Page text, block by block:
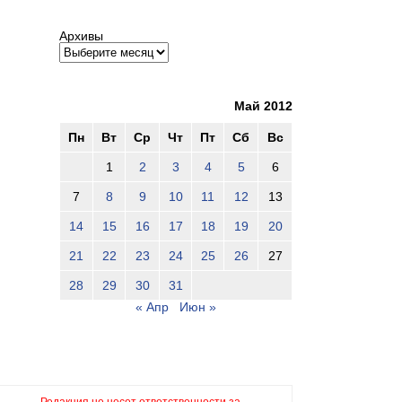
Архивы
Май 2012
Пн Вт Ср Чт Пт Сб Вс
1 2 3 4 5 6
7 8 9 10 11 12 13
14 15 16 17 18 19 20
21 22 23 24 25 26 27
28 29 30
31
« Апр
Июн »